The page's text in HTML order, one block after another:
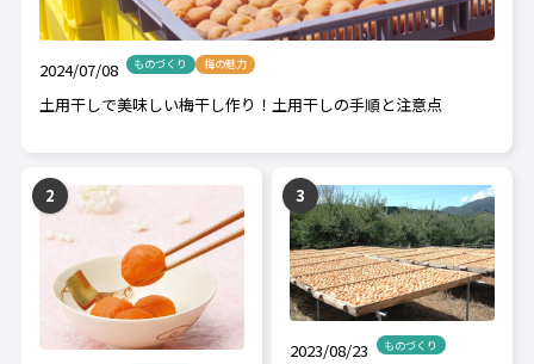
2024/07/08 ものづくり 梅の魅力
土用干しで美味しい梅干し作り！土用干しの手順と注意点
2023/08/23 ものづくり